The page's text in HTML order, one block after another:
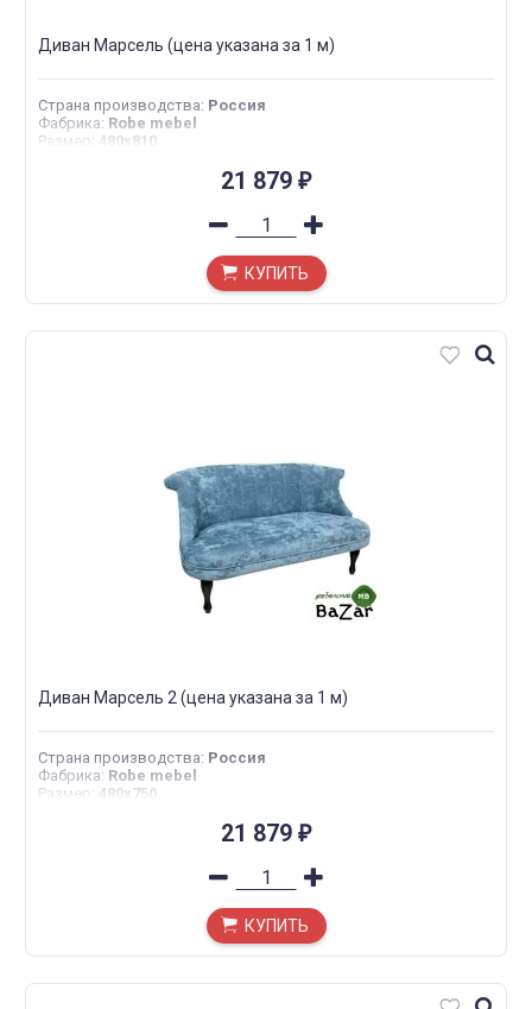
Диван Марсель (цена указана за 1 м)
Страна производства: Россия
Фабрика: Robe mebel
Размер : 480х810
21 879 ₽
КУПИТЬ
Диван Марсель 2 (цена указана за 1 м)
Страна производства: Россия
Фабрика: Robe mebel
Размер : 480х750
21 879 ₽
КУПИТЬ